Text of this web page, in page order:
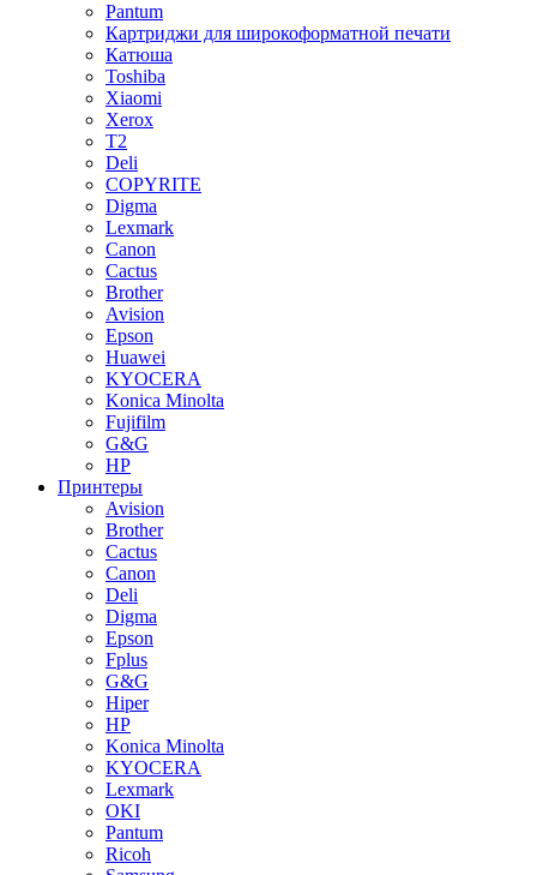
Pantum
Картриджи для широкоформатной печати
Катюша
Toshiba
Xiaomi
Xerox
T2
Deli
COPYRITE
Digma
Lexmark
Canon
Cactus
Brother
Avision
Epson
Huawei
KYOCERA
Konica Minolta
Fujifilm
G&G
HP
Принтеры
Avision
Brother
Cactus
Canon
Deli
Digma
Epson
Fplus
G&G
Hiper
HP
Konica Minolta
KYOCERA
Lexmark
OKI
Pantum
Ricoh